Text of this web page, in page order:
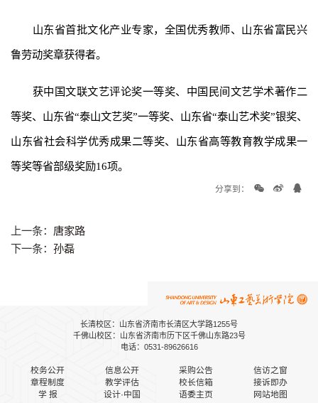
山东省首批文化产业专家，全国优秀教师、山东省富民兴
鲁劳动奖章获得者。
获中国文联文艺评论奖一等奖、中国民间文艺学术著作二
等奖、山东省“泰山文艺奖”一等奖、山东省“泰山艺术奖”银奖、
山东省社会科学优秀成果二等奖、山东省高等教育教学成果一
等奖等省部级奖励16项。
分享到：
上一条： 唐家路
下一条： 孙磊
长清校区：山东省济南市长清区大学路1255号
千佛山校区：山东省济南市历下区千佛山东路23号
电话：0531-89626616
校务公开 信息公开 采购公告
信访之窗
章程制度
教学评估 校长信箱
接诉即办
学 报
设计·中国 语委主页 网站地图